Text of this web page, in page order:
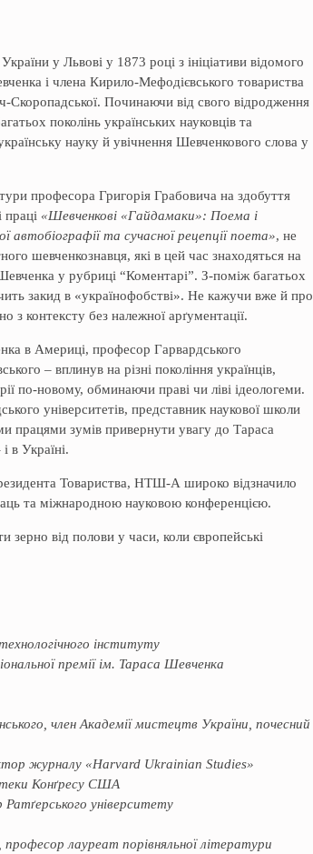
у Львові у 1873 році з ініціативи відомого
і члена Кирило-Мефодієвського товариства
Починаючи від свого відродження
поколінь українських науковців та
науку й увічнення Шевченкового слова у
професора Григорія Грабовича на здобуття
праці «Шевченкові «Гайдамаки»: Поема і
та сучасної рецепції поета», не
шевченкознавця, які в цей час знаходяться на
у рубриці “Коментарі”. З-поміж багатьох
закид в «українофобстві». Не кажучи вже й про
з контексту без належної арґументації.
в Америці, професор Гарвардського
– вплинув на різні покоління українців,
по-новому, обминаючи праві чи ліві ідеологеми.
університетів, представник наукової школи
працями зумів привернути увагу до Тараса
в Україні.
Товариства, НТШ-А широко відзначило
та міжнародною науковою конференцією.
зерно від полови у часи, коли європейські
інституту
премії ім. Тараса Шевченка
член Академії мистецтв України, почесний
журналу «Harvard Ukrainian Studies»
Конґресу США
університету
лауреат порівняльної літератури